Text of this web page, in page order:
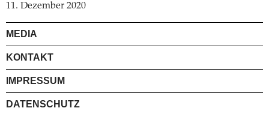
11. Dezember 2020
MEDIA
KONTAKT
IMPRESSUM
DATENSCHUTZ